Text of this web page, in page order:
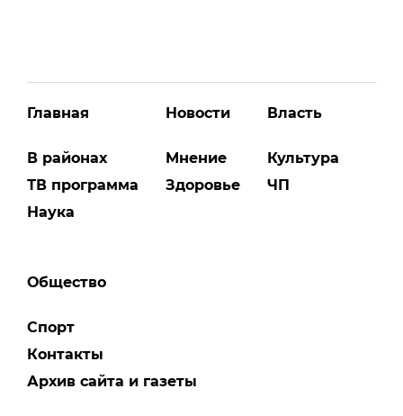
Главная
В районах
ТВ программа
Наука
Новости
Мнение
Здоровье
Власть
Культура
ЧП
Общество
Спорт
Контакты
Архив сайта и газеты